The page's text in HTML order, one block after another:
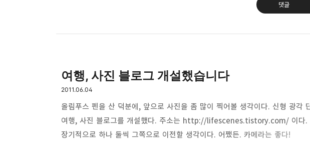
댓글
bravesjb@gmail.com, South Korea, Since 2004
여행, 사진 블로그 개설했습니다
2011.06.04
올림푸스 펜을 산 덕분에, 앞으로 사진을 좀 많이 찍어볼 생각이다. 신형 광각
여행, 사진 블로그를 개설했다. 주소는 http://lifescenes.tistory.com/ 이다.
장기적으로 하나 둘씩 그쪽으로 이전할 생각이다. 어쨌든. 카메라는 좋다!